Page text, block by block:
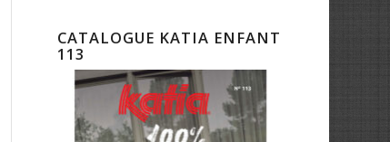
CATALOGUE KATIA ENFANT
113